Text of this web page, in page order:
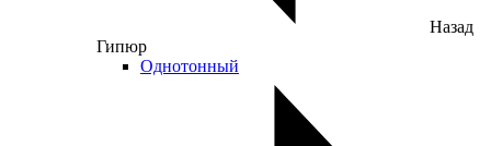
Назад
Гипюр
Однотонный